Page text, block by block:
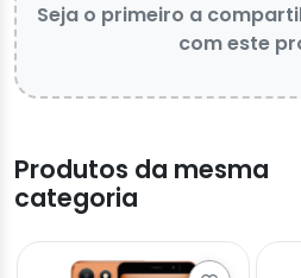
Seja o primeiro a
com este
Produtos da mesma
categoria